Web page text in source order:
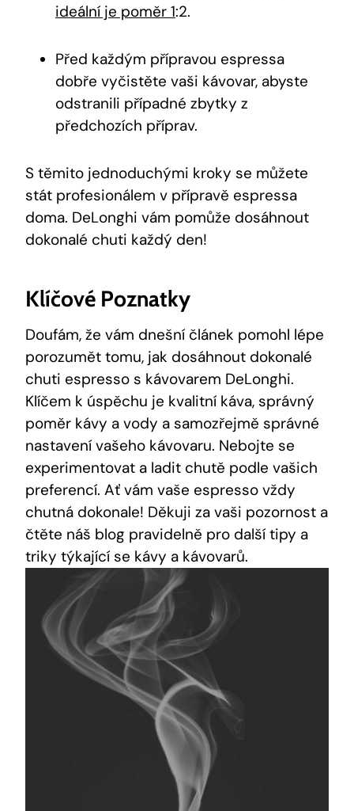
ideální je poměr 1:2.
Před každým ⁢přípravou espressa
dobře vyčistěte vaši kávovar, abyste
odstranili případné ⁣zbytky ​z
předchozích příprav.
S těmito⁢ jednoduchými kroky se ⁤můžete
stát profesionálem v přípravě espressa
doma.⁤ DeLonghi vám pomůže dosáhnout
dokonalé chuti každý den!
Klíčové‌ Poznatky
Doufám, ​že vám dnešní článek pomohl lépe
porozumět tomu, jak‍ dosáhnout dokonalé‌
chuti espresso s kávovarem DeLonghi.
‍Klíčem k ‍úspěchu je kvalitní káva, správný
poměr kávy a vody a samozřejmě správné
nastavení vašeho kávovaru. Nebojte ⁤se
experimentovat a ​ladit chutě‍ podle vašich‍
preferencí. Ať vám vaše ‍espresso‍ vždy
chutná​ dokonale! Děkuji za ​vaši pozornost a
‍čtěte náš blog pravidelně pro ⁤další tipy a
triky týkající ‍se kávy a kávovarů.